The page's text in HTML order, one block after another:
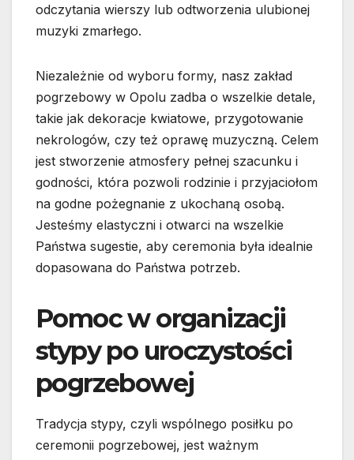
odczytania wierszy lub odtworzenia ulubionej
muzyki zmarłego.
Niezależnie od wyboru formy, nasz zakład
pogrzebowy w Opolu zadba o wszelkie detale,
takie jak dekoracje kwiatowe, przygotowanie
nekrologów, czy też oprawę muzyczną. Celem
jest stworzenie atmosfery pełnej szacunku i
godności, która pozwoli rodzinie i przyjaciołom
na godne pożegnanie z ukochaną osobą.
Jesteśmy elastyczni i otwarci na wszelkie
Państwa sugestie, aby ceremonia była idealnie
dopasowana do Państwa potrzeb.
Pomoc w organizacji
stypy po uroczystości
pogrzebowej
Tradycja stypy, czyli wspólnego posiłku po
ceremonii pogrzebowej, jest ważnym